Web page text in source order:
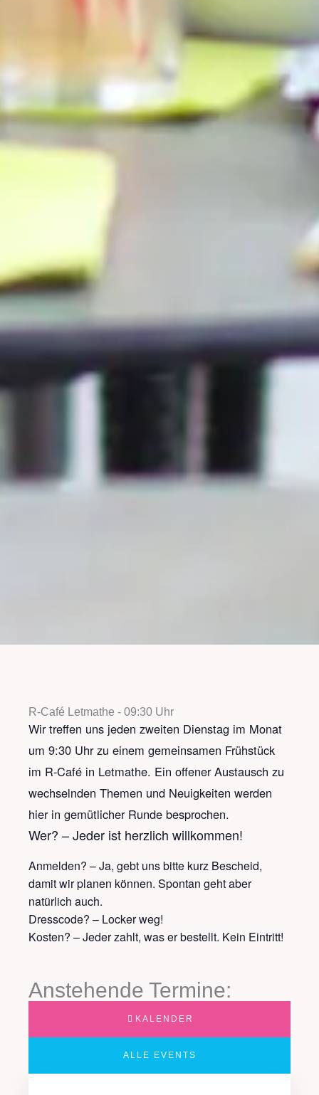
R-Café Letmathe - 09:30 Uhr
Wir treffen uns jeden zweiten Dienstag im Monat
um 9:30 Uhr zu einem gemeinsamen Frühstück
im R-Café in Letmathe. Ein offener Austausch zu
wechselnden Themen und Neuigkeiten werden
hier in gemütlicher Runde besprochen.
Wer? – Jeder ist herzlich willkommen!
Anmelden? – Ja, gebt uns bitte kurz Bescheid,
damit wir planen können. Spontan geht aber
natürlich auch.
Dresscode? – Locker weg!
Kosten? – Jeder zahlt, was er bestellt. Kein Eintritt!
Anstehende Termine:
KALENDER
ALLE EVENTS